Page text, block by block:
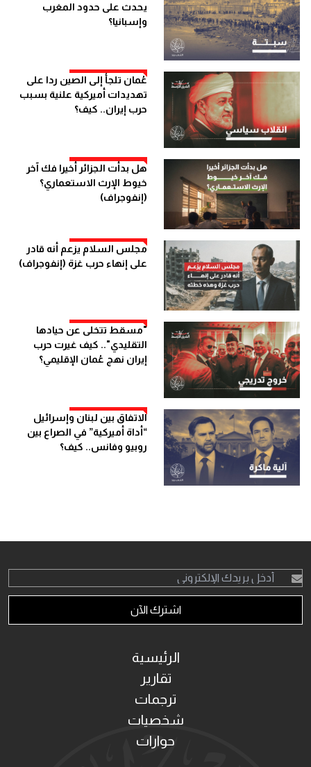
يحدث على حدود المغرب
وإسبانيا؟
عُمان تلجأ إلى الصين ردا على
تهديدات أميركية علنية بسبب
حرب إيران.. كيف؟
هل بدأت الجزائر أخيرا فك آخر
خيوط الإرث الاستعماري؟
(إنفوجراف)
مجلس السلام يزعم أنه قادر
على إنهاء حرب غزة (إنفوجراف)
"مسقط تتخلى عن حيادها
التقليدي".. كيف غيرت حرب
إيران نهج عُمان الإقليمي؟
الاتفاق بين لبنان وإسرائيل
“أداة أميركية” في الصراع بين
روبيو وفانس.. كيف؟
اشترك الآن
الرئيسية
تقارير
ترجمات
شخصيات
حوارات